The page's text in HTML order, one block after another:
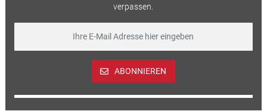
verpassen.
ABONNIEREN